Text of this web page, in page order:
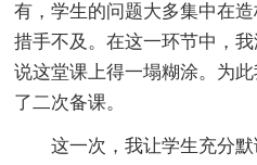
有，学生的问题大多集中在
措手不及。在这一环节中，
说这堂课上得一塌糊涂。为
了二次备课。
这一次，我让学生充分默